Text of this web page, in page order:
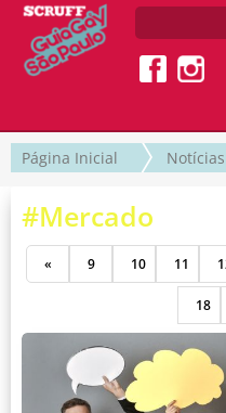
Página Inicial Notícias
#Mercado
« 9 10 11
18